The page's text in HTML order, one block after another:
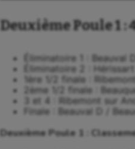
Deuxième Poule 1
Éliminatoire 1 : Beauval
Éliminatoire 2 :
1ère 1/2 finale :
2ème 1/2 finale :
3 et 4 : Ribemont sur
Finale : Beauval D /
Deuxième Poule 1 :